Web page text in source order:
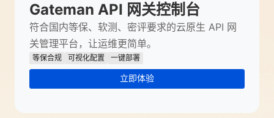
Gateman API 网关控制台
符合国内等保、软测、密评要求的云原生 API 网
关管理平台，让运维更简单。
等保合规 可视化配置 一键部署
立即体验